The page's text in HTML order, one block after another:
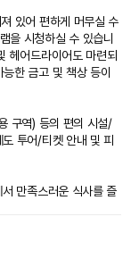
있어 편하게 머무실 수
을 시청하실 수 있습니
헤어드라이어도 마련되
한 금고 및 책상 등이
구역) 등의 편의 시설/
투어/티켓 안내 및 피
만족스러운 식사를 즐